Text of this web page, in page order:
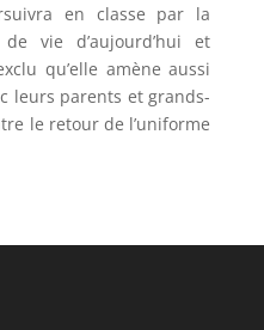
en classe par la
vie d’aujourd’hui et
qu’elle amène aussi
leurs parents et grands-
le retour de l’uniforme